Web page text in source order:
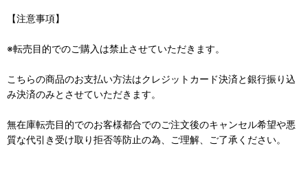
【注意事項】
※転売目的でのご購入は禁止させていただきます。
こちらの商品のお支払い方法はクレジットカード決済と銀行振り込
み決済のみとさせていただきます。
無在庫転売目的でのお客様都合でのご注文後のキャンセル希望や悪
質な代引き受け取り拒否等防止の為、ご理解、ご了承ください。